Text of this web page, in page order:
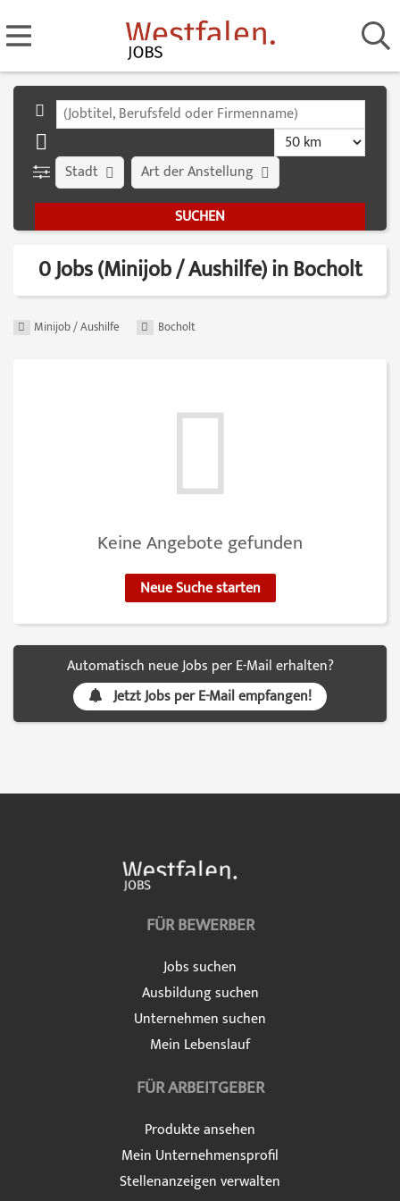
Stadt Art der Anstellung
0 Jobs (Minijob / Aushilfe) in Bocholt
Minijob / Aushilfe Bocholt
Keine Angebote gefunden
Neue Suche starten
Automatisch neue Jobs per E-Mail erhalten?
Jetzt Jobs per E-Mail empfangen!
FÜR BEWERBER
Jobs suchen
Ausbildung suchen
Unternehmen suchen
Mein Lebenslauf
FÜR ARBEITGEBER
Produkte ansehen
Mein Unternehmensprofil
Stellenanzeigen verwalten